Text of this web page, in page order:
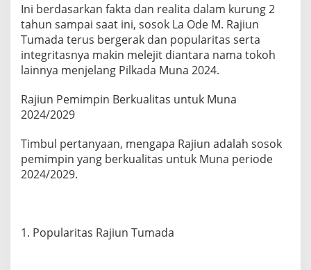
Ini berdasarkan fakta dan realita dalam kurung 2
tahun sampai saat ini, sosok La Ode M. Rajiun
Tumada terus bergerak dan popularitas serta
integritasnya makin melejit diantara nama tokoh
lainnya menjelang Pilkada Muna 2024.
Rajiun Pemimpin Berkualitas untuk Muna
2024/2029
Timbul pertanyaan, mengapa Rajiun adalah sosok
pemimpin yang berkualitas untuk Muna periode
2024/2029.
1. Popularitas Rajiun Tumada